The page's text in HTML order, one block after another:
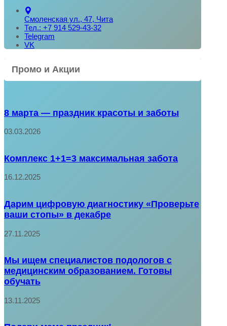
Смоленская ул., 47, Чита
Тел.: +7 914 529-43-32
Telegram
VK
Промо и Акции
8 марта — праздник красоты и заботы
03.03.2026
Комплекс 1+1=3 максимальная забота
16.12.2025
Дарим цифровую диагностику «Проверьте
ваши стопы» в декабре
27.11.2025
Мы ищем специалистов подологов с
медицинским образованием. Готовы
обучать
13.11.2025